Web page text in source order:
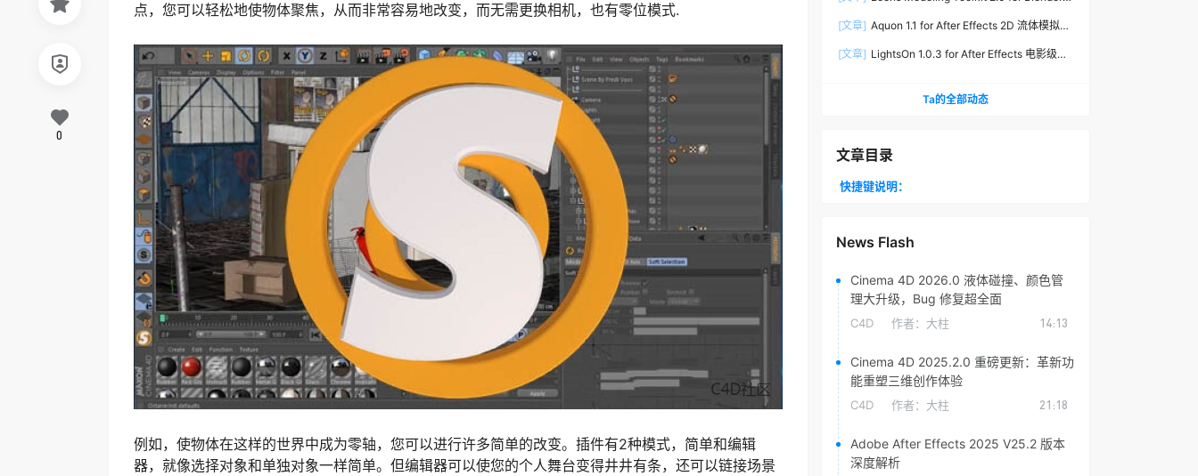
点，您可以轻松地使物体聚焦，从而非常容易地改变，而无需更换相机，也有零位模式.
例如，使物体在这样的世界中成为零轴，您可以进行许多简单的改变。插件有2种模式，简单和编辑
器，就像选择对象和单独对象一样简单。但编辑器可以使您的个人舞台变得井井有条，还可以链接场景
0
[文章] Aquon 1.1 for After Effects 2D 流体模拟插
[文章] LightsOn 1.0.3 for After Effects 电影级镜
Ta的全部动态
文章目录
快捷键说明：
News Flash
Cinema 4D 2026.0 液体碰撞、颜色管
理大升级，Bug 修复超全面
C4D 作者： 大柱 14:13
Cinema 4D 2025.2.0 重磅更新：革新功
能重塑三维创作体验
C4D 作者： 大柱 21:18
Adobe After Effects 2025 V25.2 版本
深度解析